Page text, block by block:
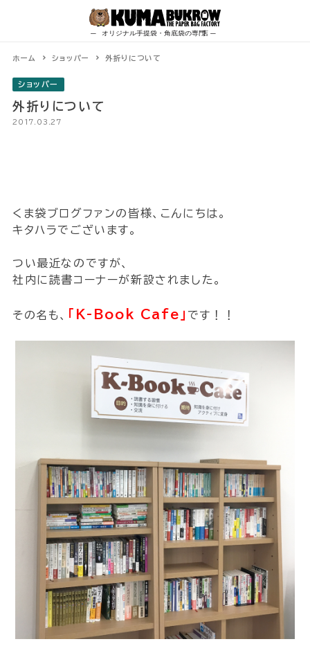
ホーム ショッパー 外折りについて
ショッパー
外折りについて
2017.03.27
くま袋ブログファンの皆様、こんにちは。
キタハラでございます。
つい最近なのですが、
社内に読書コーナーが新設されました。
その名も、 ｢K-Book Cafe｣ です！！